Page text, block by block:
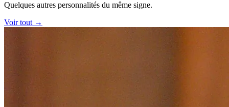
Quelques autres personnalités du même signe.
Voir tout →